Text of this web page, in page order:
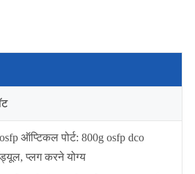
ऑप्टिकल पोर्ट: 800g osfp dco
प्लग करने योग्य